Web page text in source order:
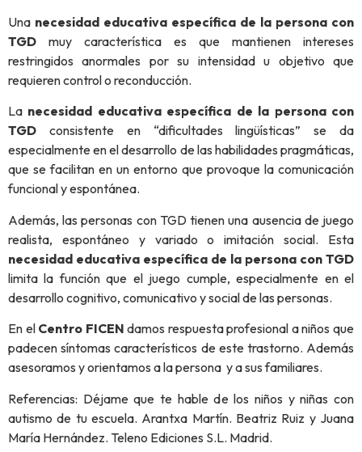
Una necesidad educativa específica de la persona con
TGD muy característica es que mantienen intereses
restringidos anormales por su intensidad u objetivo que
requieren control o reconducción.
La necesidad educativa específica de la persona con
TGD consistente en “dificultades lingüísticas” se da
especialmente en el desarrollo de las habilidades pragmáticas,
que se facilitan en un entorno que provoque la comunicación
funcional y espontánea.
Además, las personas con TGD tienen una ausencia de juego
realista, espontáneo y variado o imitación social. Esta
necesidad educativa específica de la persona con TGD
limita la función que el juego cumple, especialmente en el
desarrollo cognitivo, comunicativo y social de las personas.
En el Centro FICEN damos respuesta profesional a niños que
padecen síntomas característicos de este trastorno. Además
asesoramos y orientamos a la persona y a sus familiares.
Referencias: Déjame que te hable de los niños y niñas con
autismo de tu escuela. Arantxa Martín. Beatriz Ruiz y Juana
María Hernández. Teleno Ediciones S.L. Madrid.